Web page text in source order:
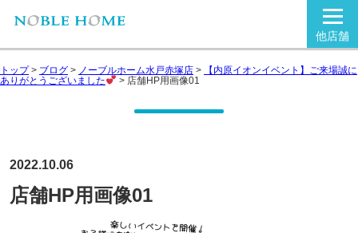
他店舗
トップ> ブログ > ノーブルホーム水戸赤塚店 >
【内原イオンイベント】ご来場誠に
ありがとうございました
> 店舗HP用画像01
2022.10.06
店舗HP用画像01